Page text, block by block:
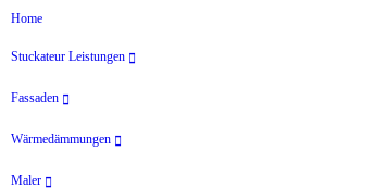
Home
Stuckateur Leistungen
Fassaden
Wärmedämmungen
Maler